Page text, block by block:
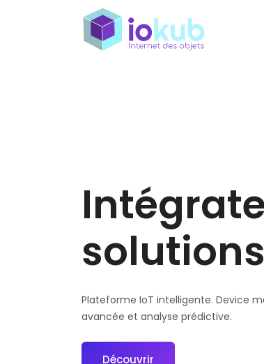
Plateforme IoT intelligente. Device
avancée et analyse prédictive.
Découvrir